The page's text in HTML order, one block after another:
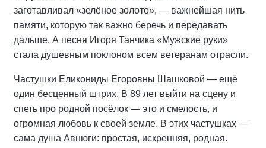
заготавливал «зелёное золото», — важнейшая нить
памяти, которую так важно беречь и передавать
дальше. А песня Игоря Танчика «Мужские руки»
стала душевным поклоном всем ветеранам отрасли.
Частушки Еликониды Егоровны Шашковой — ещё
один бесценный штрих. В 89 лет выйти на сцену и
спеть про родной посёлок — это и смелость, и
огромная любовь к своей земле. В этих частушках —
сама душа Авнюги: простая, искренняя, родная.